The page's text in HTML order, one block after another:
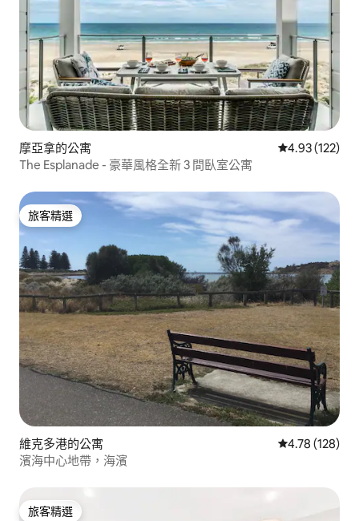
摩亞拿的公寓 從 122 則評價
4.93 (122)
The Esplanade - 豪華風格全新 3 間臥室公寓
旅客精選
旅客精選
維克多港的公寓 從 128 則評價
4.78 (128)
濱海中心地帶，海濱
旅客精選